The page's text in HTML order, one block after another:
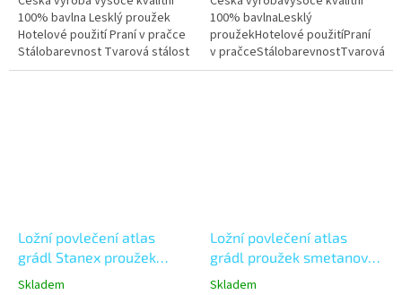
100% bavlna Lesklý proužek
Hotelové použití Praní v pračce
Stálobarevnost Tvarová stálost
Možnost úpravy na míru
100% bavlnaLesklý
proužekHotelové použitíPraní
v pračceStálobarevnostTvarová
stálostMožnost úpravy na míru
Ložní povlečení atlas
grádl Stanex proužek
tmavě šedý (LS907), šedá
Skladem
Ložní povlečení atlas
grádl proužek smetanový
(LS905)
Skladem